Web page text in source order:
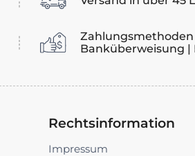
Zahlungsmethoden
Banküberweisung |
Rechtsinformation
Impressum